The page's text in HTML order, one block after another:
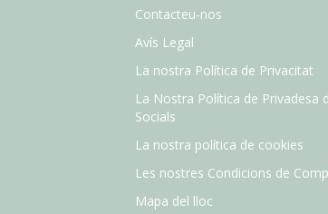
Contacteu-nos
Avís Legal
La nostra Política de Privacitat
La Nostra Política de Privadesa
Socials
La nostra política de cookies
Les nostres Condicions de
Mapa del lloc